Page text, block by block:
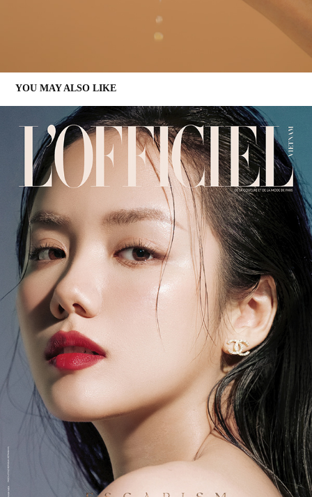
YOU MAY ALSO LIKE
𝐓𝐇𝐄 "𝐄𝐒𝐂𝐀𝐏𝐈𝐒𝐌" 𝐈𝐒𝐒𝐔𝐄
2021